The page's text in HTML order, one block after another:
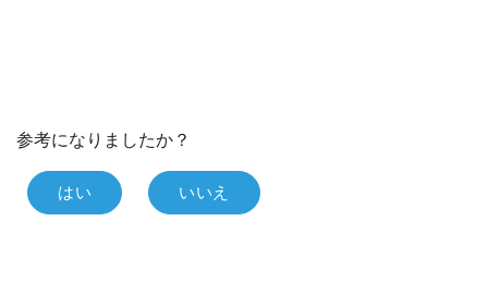
参考になりましたか？
はい いいえ